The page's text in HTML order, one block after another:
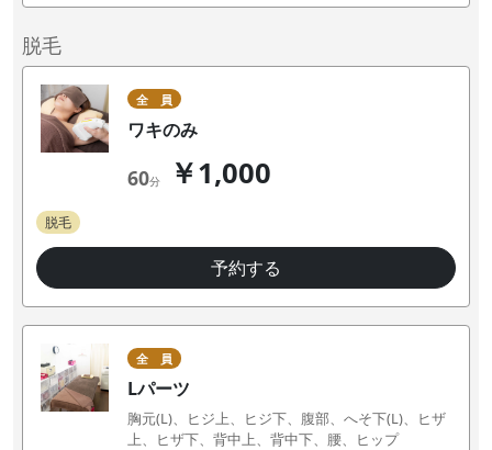
脱毛
全 員
ワキのみ
60分 ￥1,000
脱毛
予約する
全 員
Lパーツ
胸元(L)、ヒジ上、ヒジ下、腹部、へそ下(L)、ヒザ
上、ヒザ下、背中上、背中下、腰、ヒップ